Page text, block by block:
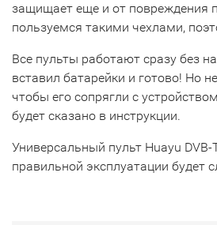
защищает еще и от повреждения
пользуемся такими чехлами,
Все пульты работают сразу без
вставил батарейки и готово! Но
чтобы его сопрягли с
будет сказано в инструкции.
Универсальный пульт Huayu
правильной эксплуатации будет